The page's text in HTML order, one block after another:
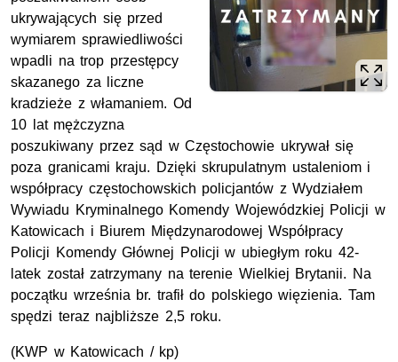
ukrywających się przed
wymiarem sprawiedliwości
wpadli na trop przestępcy
skazanego za liczne
kradzieże z włamaniem. Od
10 lat mężczyzna
poszukiwany przez sąd w Częstochowie ukrywał się
poza granicami kraju. Dzięki skrupulatnym ustaleniom i
współpracy częstochowskich policjantów z Wydziałem
Wywiadu Kryminalnego Komendy Wojewódzkiej Policji w
Katowicach i Biurem Międzynarodowej Współpracy
Policji Komendy Głównej Policji w ubiegłym roku 42-
latek został zatrzymany na terenie Wielkiej Brytanii. Na
początku września br. trafił do polskiego więzienia. Tam
spędzi teraz najbliższe 2,5 roku.
(KWP w Katowicach / kp)